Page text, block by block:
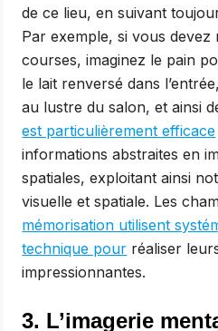
de ce lieu, en suivant
Par exemple, si vous devez
courses, imaginez le pain
le lait renversé dans
au lustre du salon, et ainsi
est particulièrement efficace
informations abstraites en
spatiales, exploitant ainsi
visuelle et spatiale. Les
mémorisation utilisent
technique pour réaliser
impressionnantes.
3. L’imagerie